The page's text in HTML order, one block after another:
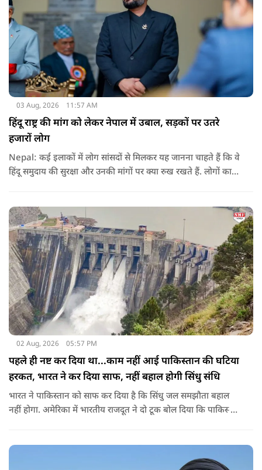
03 Aug, 2026 11:57 AM
हिंदू राष्ट्र की मांग को लेकर नेपाल में उबाल, सड़कों पर उतरे
हजारों लोग
Nepal: कई इलाकों में लोग सांसदों से मिलकर यह जानना चाहते हैं कि वे
हिंदू समुदाय की सुरक्षा और उनकी मांगों पर क्या रुख रखते हैं. लोगों का
बात रखें और संसद में भी उनकी आवाज उठाएं.
02 Aug, 2026 05:57 PM
पहले ही नष्ट कर दिया था...काम नहीं आई पाकिस्तान की घटिया
हरकत, भारत ने कर दिया साफ, नहीं बहाल होगी सिंधु संधि
भारत ने पाकिस्तान को साफ कर दिया है कि सिंधु जल समझौता बहाल
नहीं होगा. अमेरिका में भारतीय राजदूत ने दो टूक बोल दिया कि पाकिस्तान